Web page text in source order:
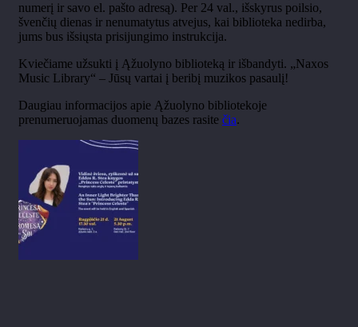
numerį ir savo el. pašto adresą). Per 24 val., išskyrus poilsio,
švenčių dienas ir nenumatytus atvejus, kai biblioteka nedirba,
jums bus išsiųsta prisijungimo instrukcija.
Kviečiame užsukti į Ąžuolyno biblioteką ir išbandyti. „Naxos
Music Library“ – Jūsų vartai į beribį muzikos pasaulį!
Daugiau informacijos apie Ąžuolyno bibliotekoje
prenumeruojamas duomenų bazes rasite čia.